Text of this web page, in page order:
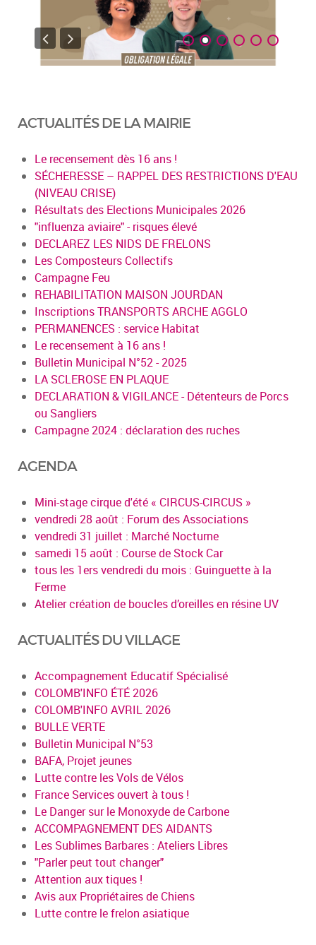
ACTUALITÉS DE LA MAIRIE
Le recensement dès 16 ans !
SÉCHERESSE – RAPPEL DES RESTRICTIONS D'EAU
(NIVEAU CRISE)
Résultats des Elections Municipales 2026
"influenza aviaire" - risques élevé
DECLAREZ LES NIDS DE FRELONS
Les Composteurs Collectifs
Campagne Feu
REHABILITATION MAISON JOURDAN
Inscriptions TRANSPORTS ARCHE AGGLO
PERMANENCES : service Habitat
Le recensement à 16 ans !
Bulletin Municipal N°52 - 2025
LA SCLEROSE EN PLAQUE
DECLARATION & VIGILANCE - Détenteurs de Porcs
ou Sangliers
Campagne 2024 : déclaration des ruches
AGENDA
Mini-stage cirque d'été « CIRCUS-CIRCUS »
vendredi 28 août : Forum des Associations
vendredi 31 juillet : Marché Nocturne
samedi 15 août : Course de Stock Car
tous les 1ers vendredi du mois : Guinguette à la
Ferme
Atelier création de boucles d’oreilles en résine UV
ACTUALITÉS DU VILLAGE
Accompagnement Educatif Spécialisé
COLOMB'INFO ÉTÉ 2026
COLOMB'INFO AVRIL 2026
BULLE VERTE
Bulletin Municipal N°53
BAFA, Projet jeunes
Lutte contre les Vols de Vélos
France Services ouvert à tous !
Le Danger sur le Monoxyde de Carbone
ACCOMPAGNEMENT DES AIDANTS
Les Sublimes Barbares : Ateliers Libres
"Parler peut tout changer"
Attention aux tiques !
Avis aux Propriétaires de Chiens
Lutte contre le frelon asiatique